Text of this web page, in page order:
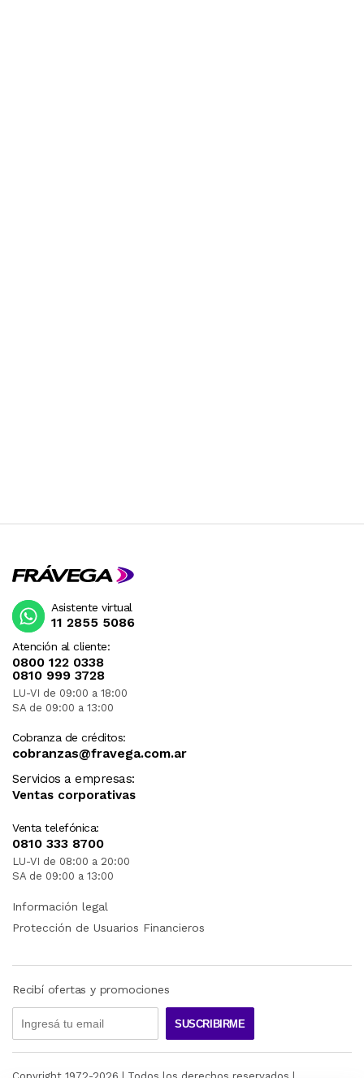
Atención al cliente:
0800 122 0338
0810 999 3728
LU-VI de 09:00 a 18:00
SA de 09:00 a 13:00
Cobranza de créditos:
cobranzas@fravega.com.ar
Servicios a empresas:
Ventas corporativas
Venta telefónica:
0810 333 8700
LU-VI de 08:00 a 20:00
SA de 09:00 a 13:00
Asistente virtual
11 2855 5086
Información legal
Protección de Usuarios Financieros
Recibí ofertas y promociones
SUSCRIBIRME